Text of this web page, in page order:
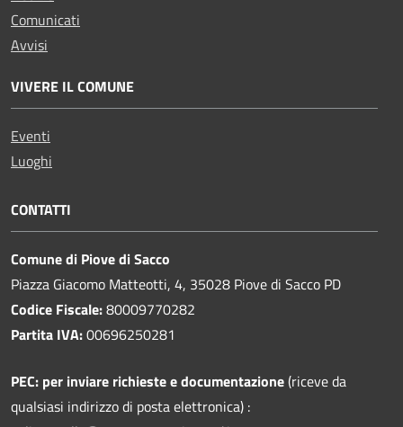
Comunicati
Avvisi
VIVERE IL COMUNE
Eventi
Luoghi
CONTATTI
Comune di Piove di Sacco
Piazza Giacomo Matteotti, 4, 35028 Piove di Sacco PD
Codice Fiscale:80009770282
Partita IVA:00696250281
PEC: per inviare richieste e documentazione(riceve da
qualsiasi indirizzo di posta elettronica) :